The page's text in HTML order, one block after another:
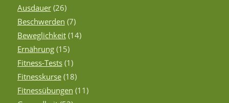
Ausdauer(26)
Beschwerden (7)
Beweglichkeit(14)
Ernährung(15)
Fitness-Tests(1)
Fitnesskurse(18)
Fitnessübungen (11)